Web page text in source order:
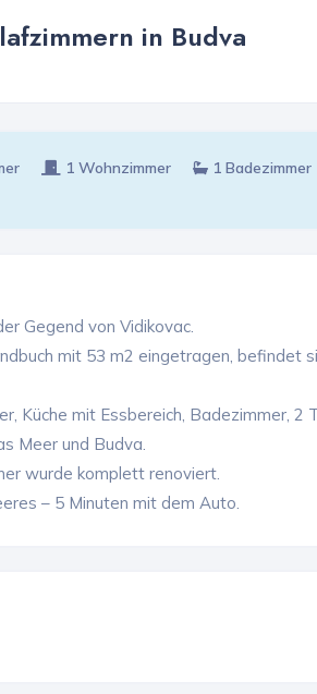
in Budva
1 Wohnzimmer
1 Badezimmer
Gegend von Vidikovac.
mit 53 m2 eingetragen, befindet
Küche mit Essbereich, Badezimmer, 2
Meer und Budva.
wurde komplett renoviert.
– 5 Minuten mit dem Auto.